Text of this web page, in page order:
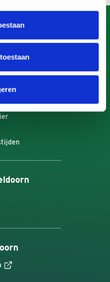
ook volgen op: